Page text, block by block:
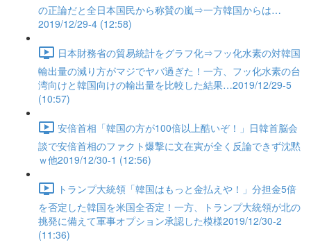
の正論だと全日本国民から称賛の嵐⇒一方韓国からは…
2019/12/29-4 (12:58)
日本財務省の貿易統計をグラフ化⇒フッ化水素の対韓国
輸出量の減り方がマジでヤバ過ぎた！一方、フッ化水素の台
湾向けと韓国向けの輸出量を比較した結果…2019/12/29-5
(10:57)
安倍首相「韓国の方が100倍以上酷いぞ！」日韓首脳会
談で安倍首相のファクト爆撃に文在寅が全く反論できず沈黙
ｗ他2019/12/30-1 (12:56)
トランプ大統領「韓国はもっと金払えや！」分担金5倍
を否定した韓国を米国全否定！一方、トランプ大統領が北の
挑発に備えて軍事オプション承認した模様2019/12/30-2
(11:36)